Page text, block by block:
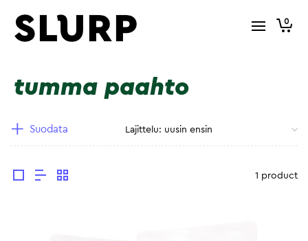
0
tumma paahto
Suodata
1 product